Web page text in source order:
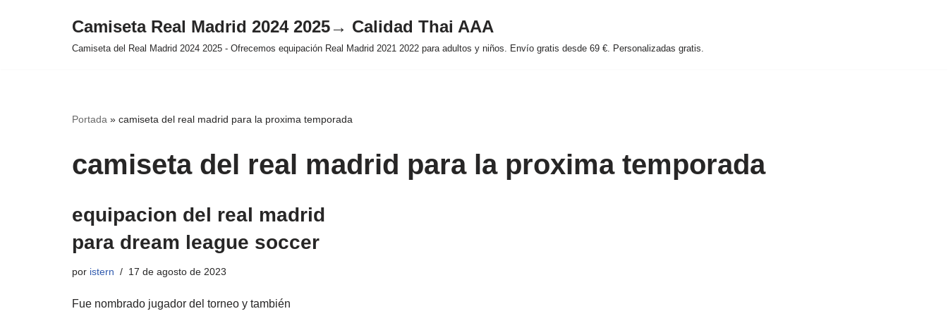
Camiseta Real Madrid 2024 2025→ Calidad Thai AAA
Camiseta del Real Madrid 2024 2025 - Ofrecemos equipación Real Madrid 2021 2022 para adultos y niños. Envío gratis desde 69 €. Personalizadas gratis.
Portada » camiseta del real madrid para la proxima temporada
camiseta del real madrid para la proxima temporada
equipacion del real madrid
para dream league soccer
por istern 17 de agosto de 2023
Fue nombrado jugador del torneo y también